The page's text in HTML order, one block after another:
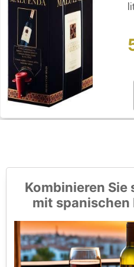
Kombinieren Sie
mit spanischen